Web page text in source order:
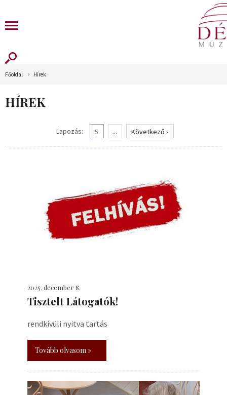
Főoldal Hírek
HÍREK
Lapozás: 5 ... Következő ›
2025. december 8.
Tisztelt Látogatók!
rendkívüli nyitva tartás
Tovább olvasom »